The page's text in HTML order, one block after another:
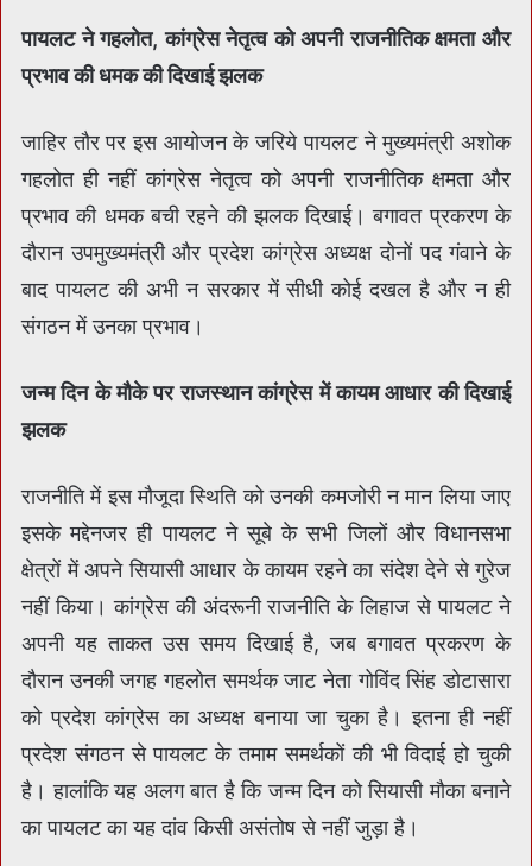
पायलट ने गहलोत, कांग्रेस नेतृत्व को अपनी राजनीतिक क्षमता और
प्रभाव की धमक की दिखाई झलक
जाहिर तौर पर इस आयोजन के जरिये पायलट ने मुख्यमंत्री अशोक
गहलोत ही नहीं कांग्रेस नेतृत्व को अपनी राजनीतिक क्षमता और
प्रभाव की धमक बची रहने की झलक दिखाई। बगावत प्रकरण के
दौरान उपमुख्यमंत्री और प्रदेश कांग्रेस अध्यक्ष दोनों पद गंवाने के
बाद पायलट की अभी न सरकार में सीधी कोई दखल है और न ही
संगठन में उनका प्रभाव।
जन्म दिन के मौके पर राजस्थान कांग्रेस में कायम आधार की दिखाई
झलक
राजनीति में इस मौजूदा स्थिति को उनकी कमजोरी न मान लिया जाए
इसके मद्देनजर ही पायलट ने सूबे के सभी जिलों और विधानसभा
क्षेत्रों में अपने सियासी आधार के कायम रहने का संदेश देने से गुरेज
नहीं किया। कांग्रेस की अंदरूनी राजनीति के लिहाज से पायलट ने
अपनी यह ताकत उस समय दिखाई है, जब बगावत प्रकरण के
दौरान उनकी जगह गहलोत समर्थक जाट नेता गोविंद सिंह डोटासारा
को प्रदेश कांग्रेस का अध्यक्ष बनाया जा चुका है। इतना ही नहीं
प्रदेश संगठन से पायलट के तमाम समर्थकों की भी विदाई हो चुकी
है। हालांकि यह अलग बात है कि जन्म दिन को सियासी मौका बनाने
का पायलट का यह दांव किसी असंतोष से नहीं जुड़ा है।